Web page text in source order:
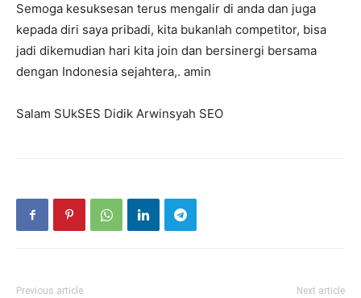
Semoga kesuksesan terus mengalir di anda dan juga
kepada diri saya pribadi, kita bukanlah competitor, bisa
jadi dikemudian hari kita join dan bersinergi bersama
dengan Indonesia sejahtera,. amin
Salam SUkSES Didik Arwinsyah SEO
Previous article Next article